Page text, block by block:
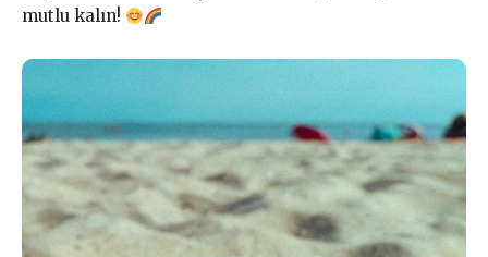
mutlu kalın!